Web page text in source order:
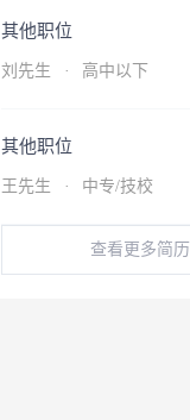
其他职位
刘先生 · 高中以下
其他职位
王先生 · 中专/技校
查看更多简历